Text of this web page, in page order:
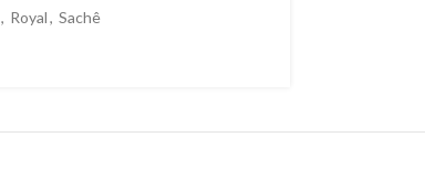
, Royal, Sachê